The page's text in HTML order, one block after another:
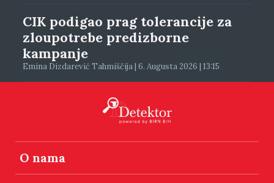
CIK podigao prag tolerancije za
zloupotrebe predizborne
kampanje
Emina Dizdarević Tahmiščija | 6. Augusta 2026 | 13:15
O nama